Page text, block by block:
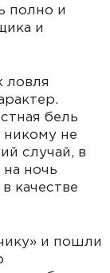
полно и
и
ловля
бель
не
случай, в
ночь
качестве
и пошли